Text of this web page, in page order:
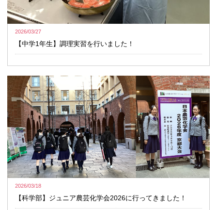
2026/03/27
【中学1年生】調理実習を行いました！
2026/03/18
【科学部】ジュニア農芸化学会2026に行ってきました！